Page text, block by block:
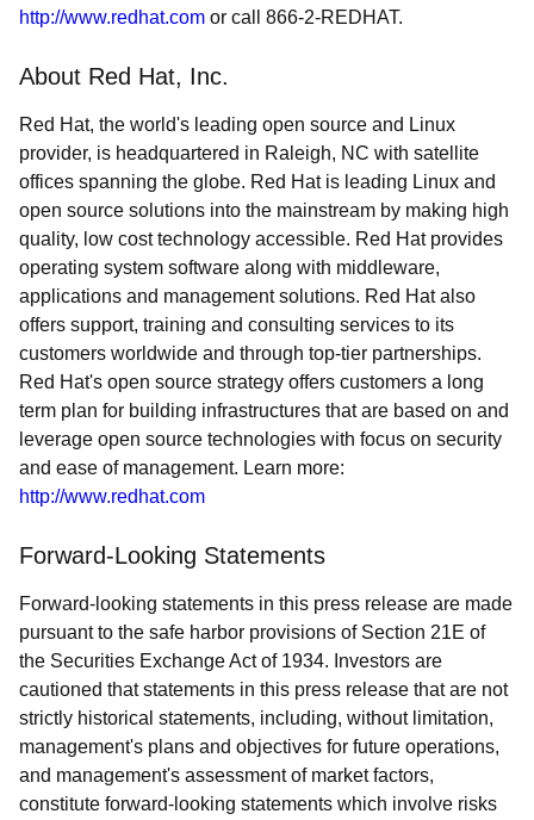
http://www.redhat.com or call 866-2-REDHAT.
About Red Hat, Inc.
Red Hat, the world's leading open source and Linux
provider, is headquartered in Raleigh, NC with satellite
offices spanning the globe. Red Hat is leading Linux and
open source solutions into the mainstream by making high
quality, low cost technology accessible. Red Hat provides
operating system software along with middleware,
applications and management solutions. Red Hat also
offers support, training and consulting services to its
customers worldwide and through top-tier partnerships.
Red Hat's open source strategy offers customers a long
term plan for building infrastructures that are based on and
leverage open source technologies with focus on security
and ease of management. Learn more:
http://www.redhat.com
Forward-Looking Statements
Forward-looking statements in this press release are made
pursuant to the safe harbor provisions of Section 21E of
the Securities Exchange Act of 1934. Investors are
cautioned that statements in this press release that are not
strictly historical statements, including, without limitation,
management's plans and objectives for future operations,
and management's assessment of market factors,
constitute forward-looking statements which involve risks